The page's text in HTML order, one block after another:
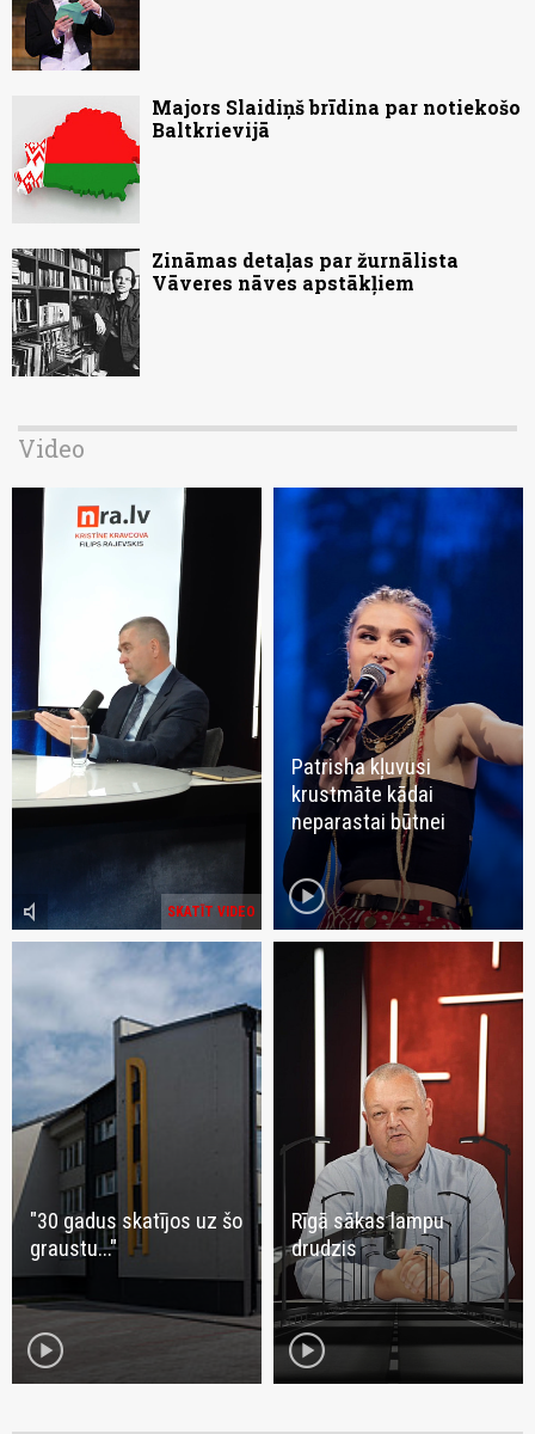
Majors Slaidiņš brīdina par notiekošo
Baltkrievijā
Zināmas detaļas par žurnālista
Vāveres nāves apstākļiem
Video
SKATĪT VIDEO
volume_mute
Patrisha kļuvusi
krustmāte kādai
neparastai būtnei
play_circle
"30 gadus skatījos uz šo
graustu..."
play_circle
Rīgā sākas lampu
drudzis
play_circle